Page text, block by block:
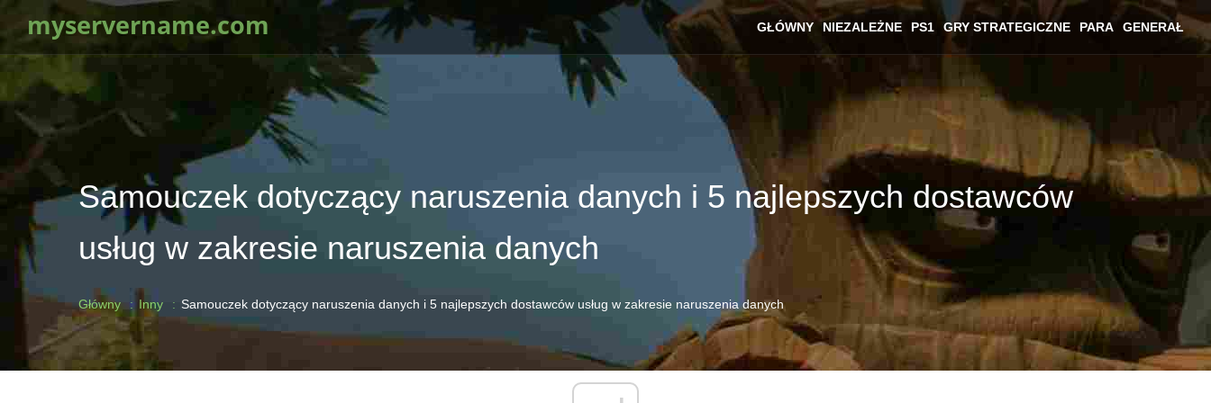
myservername.com GŁÓWNY NIEZALEŻNE PS1 GRY STRATEGICZNE PARA GENERAŁ
Samouczek dotyczący naruszenia danych i 5 najlepszych dostawców
usług w zakresie naruszenia danych
Główny Inny Samouczek dotyczący naruszenia danych i 5 najlepszych dostawców usług w zakresie naruszenia danych